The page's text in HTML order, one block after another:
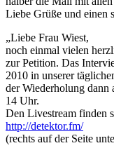
Liebe Grüße und einen
„Liebe Frau Wiest,
noch einmal vielen
zur Petition. Das
2010 in unserer
der Wiederholung dann
14 Uhr.
Den Livestream finden
http://detektor.fm/
(rechts auf der Seite